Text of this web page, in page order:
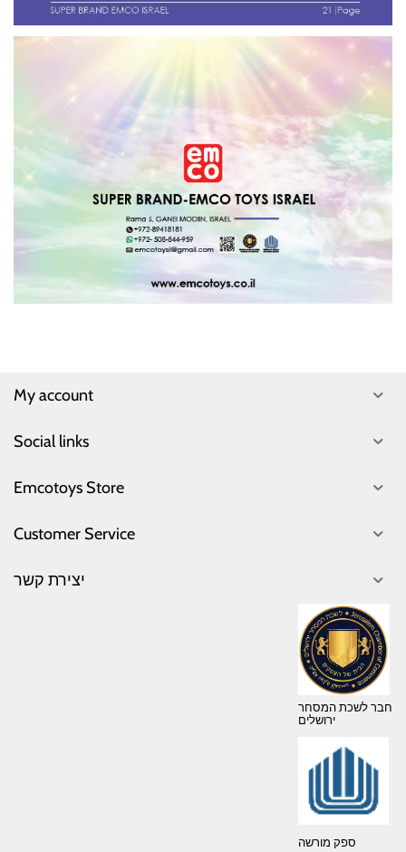
My account
Social links
Emcotoys Store
Customer Service
יצירת קשר
חבר לשכת המסחר
ירושלים
ספק מורשה